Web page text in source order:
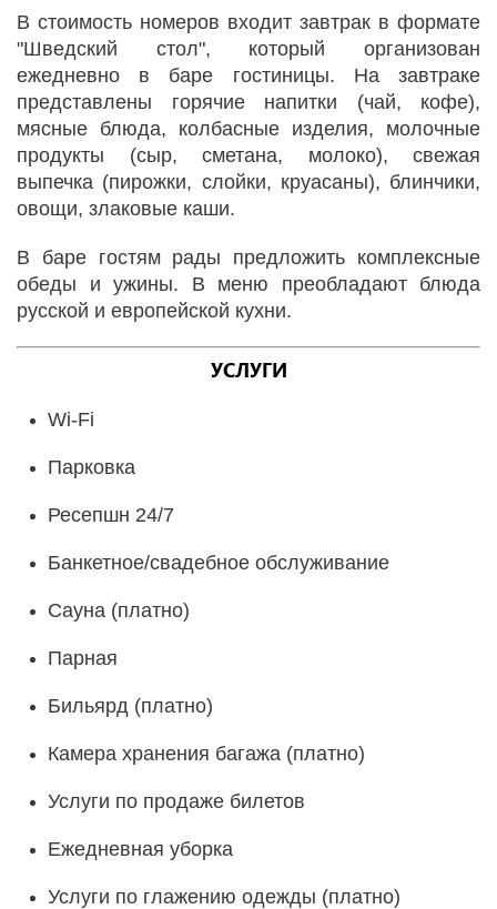
В стоимость номеров входит завтрак в формате
"Шведский стол", который организован
ежедневно в баре гостиницы. На завтраке
представлены горячие напитки (чай, кофе),
мясные блюда, колбасные изделия, молочные
продукты (сыр, сметана, молоко), свежая
выпечка (пирожки, слойки, круасаны), блинчики,
овощи, злаковые каши.
В баре гостям рады предложить комплексные
обеды и ужины. В меню преобладают блюда
русской и европейской кухни.
УСЛУГИ
Wi-Fi
Парковка
Ресепшн 24/7
Банкетное/свадебное обслуживание
Сауна (платно)
Парная
Бильярд (платно)
Камера хранения багажа (платно)
Услуги по продаже билетов
Ежедневная уборка
Услуги по глажению одежды (платно)